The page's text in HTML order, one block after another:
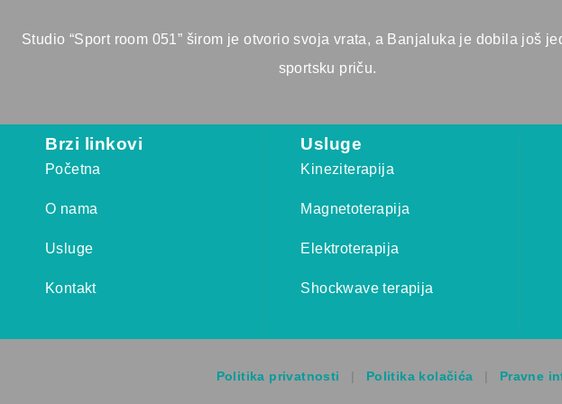
Studio “Sport room 051” širom je otvorio svoja vrata, a Banjaluka je dobila još
sportsku priču.
Brzi linkovi
Početna
O nama
Usluge
Kontakt
Usluge
Kineziterapija
Magnetoterapija
Elektroterapija
Shockwave terapija
Politika privatnosti | Politika kolačića | Pravne